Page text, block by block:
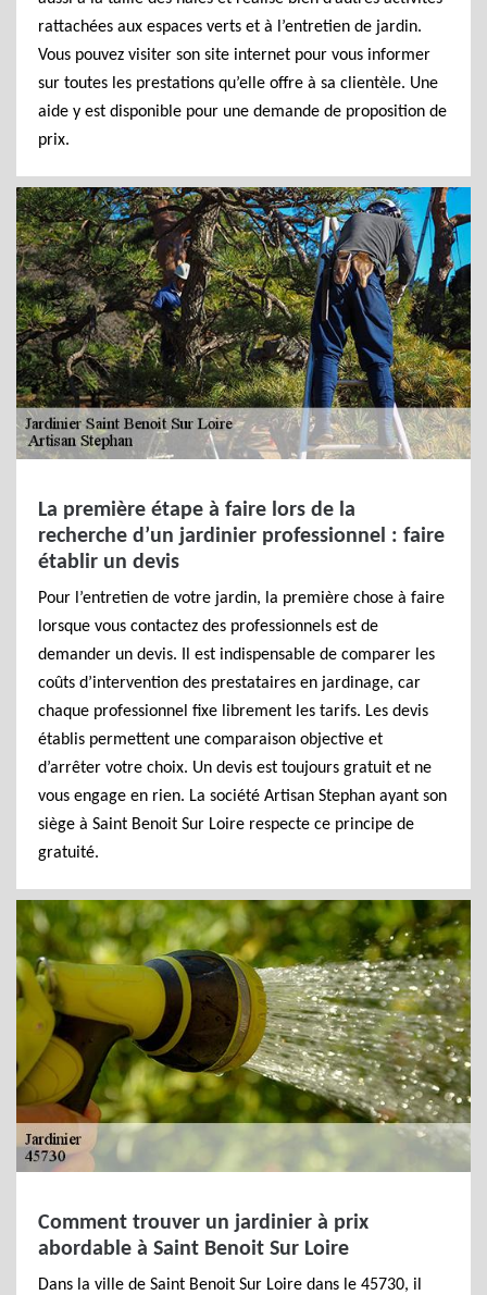
rattachées aux espaces verts et à l’entretien de jardin.
Vous pouvez visiter son site internet pour vous informer
sur toutes les prestations qu’elle offre à sa clientèle. Une
aide y est disponible pour une demande de proposition de
prix.
La première étape à faire lors de la
recherche d’un jardinier professionnel : faire
établir un devis
Pour l’entretien de votre jardin, la première chose à faire
lorsque vous contactez des professionnels est de
demander un devis. Il est indispensable de comparer les
coûts d’intervention des prestataires en jardinage, car
chaque professionnel fixe librement les tarifs. Les devis
établis permettent une comparaison objective et
d’arrêter votre choix. Un devis est toujours gratuit et ne
vous engage en rien. La société Artisan Stephan ayant son
siège à Saint Benoit Sur Loire respecte ce principe de
gratuité.
Comment trouver un jardinier à prix
abordable à Saint Benoit Sur Loire
Dans la ville de Saint Benoit Sur Loire dans le 45730, il